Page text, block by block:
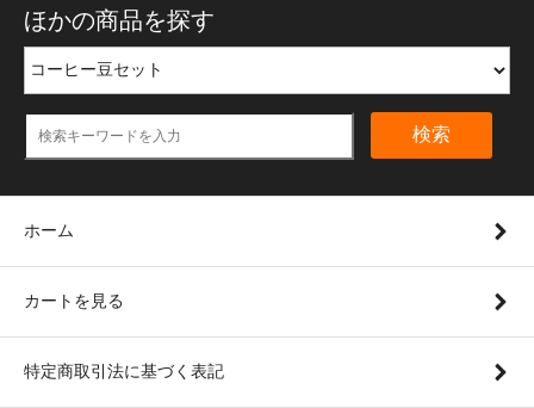
ほかの商品を探す
検索
ホーム
カートを見る
特定商取引法に基づく表記